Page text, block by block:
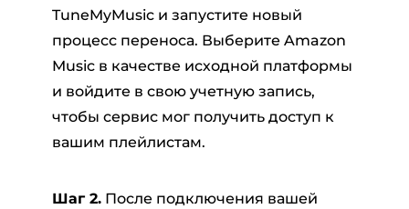
TuneMyMusic и запустите новый
процесс переноса. Выберите Amazon
Music в качестве исходной платформы
и войдите в свою учетную запись,
чтобы сервис мог получить доступ к
вашим плейлистам.
Шаг 2.После подключения вашей